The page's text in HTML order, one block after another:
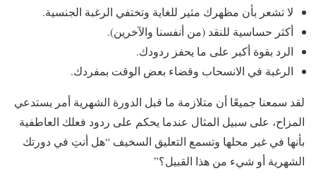
لا تشعر بأن مظهرك مثير للغاية وتختفي الرغبة الجنسية.
أكثر حساسية للنقد (من أنفسنا والآخرين).
الرد بقوة أكبر على ما يحفز ردودك.
الرغبة في الانسحاب وقضاء بعض الوقت بمفردك.
لقد سمعنا جميعًا أن متلازمة ما قبل الدورة الشهرية أمر يستدعي
المزاح، على سبيل المثال عندما يحكم على ردود فعلك العاطفية
بأنها في غير محلها وتسمع التعليق السخيف “هل أنتِ في دورتك
الشهرية أو شيء من هذا القبيل؟”